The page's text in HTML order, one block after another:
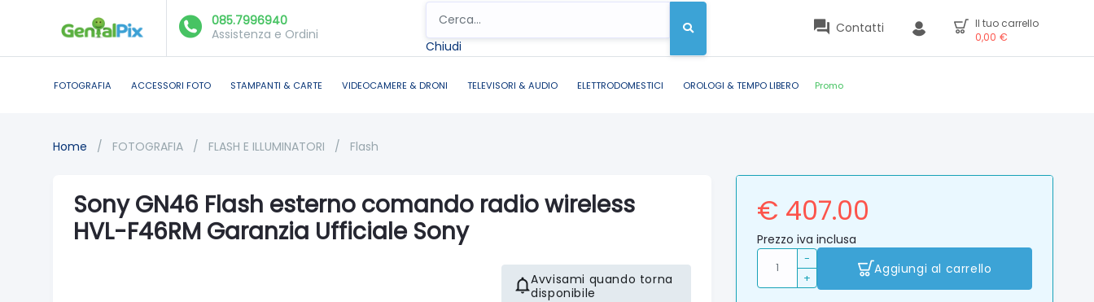
085.7996940
Assistenza e Ordini
Chiudi
Contatti
Il tuo carrello
0,00 €
FOTOGRAFIA ACCESSORI FOTO STAMPANTI & CARTE VIDEOCAMERE & DRONI TELEVISORI & AUDIO ELETTRODOMESTICI OROLOGI & TEMPO LIBERO Promo
Home / FOTOGRAFIA / FLASH E ILLUMINATORI / Flash
Sony GN46 Flash esterno comando radio wireless
HVL-F46RM Garanzia Ufficiale Sony
Avvisami quando torna
disponibile
€ 407.00
Prezzo iva inclusa
-
+
Aggiungi al carrello